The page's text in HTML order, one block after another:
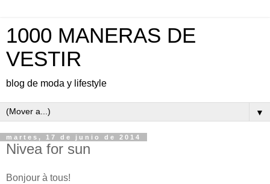
1000 MANERAS DE
VESTIR
blog de moda y lifestyle
▼
martes, 17 de junio de 2014
Nivea for sun
Bonjour à tous!